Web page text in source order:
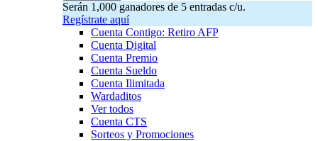
Serán 1,000 ganadores de 5 entradas c/u.
Regístrate aquí
Cuenta Contigo: Retiro AFP
Cuenta Digital
Cuenta Premio
Cuenta Sueldo
Cuenta Ilimitada
Wardaditos
Ver todos
Cuenta CTS
Sorteos y Promociones